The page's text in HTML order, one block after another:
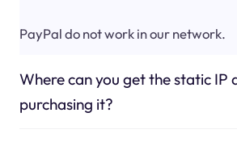
PayPal do not work in our network.
Where can you get the static IP
purchasing it?